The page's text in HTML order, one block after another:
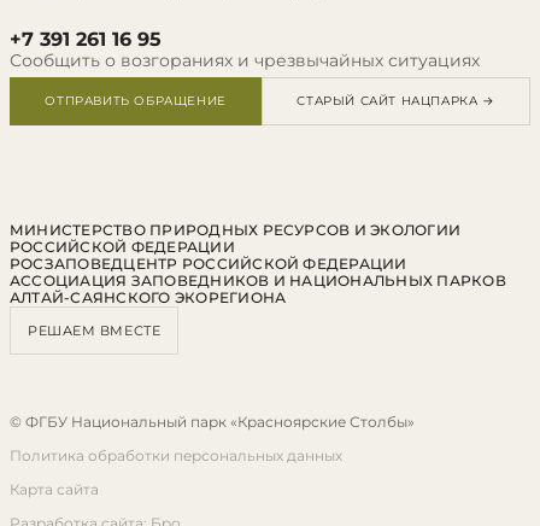
+7 391 261 16 95
Сообщить о возгораниях и чрезвычайных ситуациях
ОТПРАВИТЬ ОБРАЩЕНИЕ СТАРЫЙ САЙТ НАЦПАРКА →
МИНИСТЕРСТВО ПРИРОДНЫХ РЕСУРСОВ И ЭКОЛОГИИ
РОССИЙСКОЙ ФЕДЕРАЦИИ
РОСЗАПОВЕДЦЕНТР РОССИЙСКОЙ ФЕДЕРАЦИИ
АССОЦИАЦИЯ ЗАПОВЕДНИКОВ И НАЦИОНАЛЬНЫХ ПАРКОВ
АЛТАЙ-САЯНСКОГО ЭКОРЕГИОНА
РЕШАЕМ ВМЕСТЕ
© ФГБУ Национальный парк «Красноярские Столбы»
Политика обработки персональных данных
Карта сайта